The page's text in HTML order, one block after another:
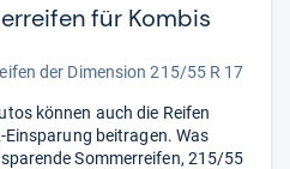
für Kombis
der Dimension 215/55 R 17
können auch die Reifen
Einsparung beitragen. Was
Sommerreifen, 215/55